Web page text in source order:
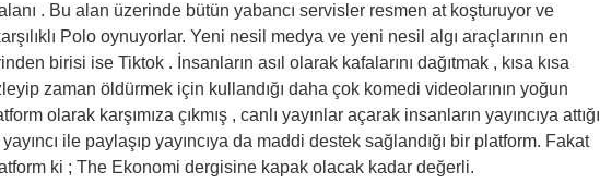
. Bu alan üzerinde bütün yabancı servisler resmen at koşturuyor ve
Polo oynuyorlar. Yeni nesil medya ve yeni nesil algı araçlarının en
birisi ise Tiktok . İnsanların asıl olarak kafalarını dağıtmak , kısa kısa
zaman öldürmek için kullandığı daha çok komedi videolarının yoğun
olarak karşımıza çıkmış , canlı yayınlar açarak insanların yayıncıya attığı
ile paylaşıp yayıncıya da maddi destek sağlandığı bir platform. Fakat
ki ; The Ekonomi dergisine kapak olacak kadar değerli.